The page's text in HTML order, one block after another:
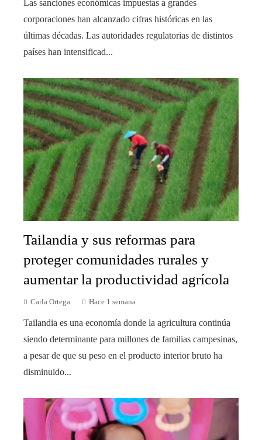
Las sanciones económicas impuestas a grandes
corporaciones han alcanzado cifras históricas en las
últimas décadas. Las autoridades regulatorias de distintos
países han intensificad...
Tailandia y sus reformas para
proteger comunidades rurales y
aumentar la productividad agrícola
Carla Ortega Hace 1 semana
Tailandia es una economía donde la agricultura continúa
siendo determinante para millones de familias campesinas,
a pesar de que su peso en el producto interior bruto ha
disminuido...